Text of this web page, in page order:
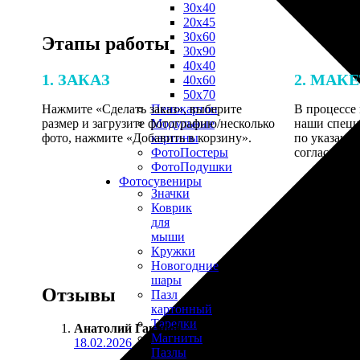
30х40
20х45
30х60
30х90
40х40
40х60
50х70
Пенокартон
Модульные
картины
ФотоПостеры
ФотоПодушки
Фотоcувениры
Значки
Коврик
для
мыши
Кружки
Новогодние
шары
Пазл
картонный
Тарелки
Магниты
Пазлы
Этапы работы
1. ЗАКАЗ
Нажмите «Сделать заказ», выберите
размер и загрузите фотографию/несколько
фото, нажмите «Добавить в корзину».
2.
В процессе
наши
по
Отзывы
Анатолий Гакабов :
18.02.2026